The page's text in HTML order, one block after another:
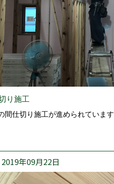
り施工
間仕切り施工が進められています
年09月22日